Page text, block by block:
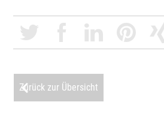
Zurück zur Übersicht